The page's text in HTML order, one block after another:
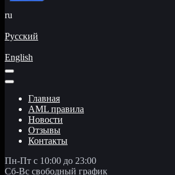
ru
Русский
English
Главная
AML правила
Новости
Отзывы
Контакты
Пн-Пт с 10:00 до 23:00
Сб-Вс свободный график